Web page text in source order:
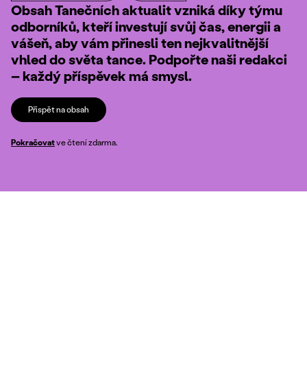
Obsah Tanečních aktualit vzniká díky týmu
odborníků, kteří investují svůj čas, energii a
vášeň, aby vám přinesli ten nejkvalitnější
vhled do světa tance. Podpořte naši redakci
– každý příspěvek má smysl.
Přispět na obsah
Pokračovatve čtení zdarma.